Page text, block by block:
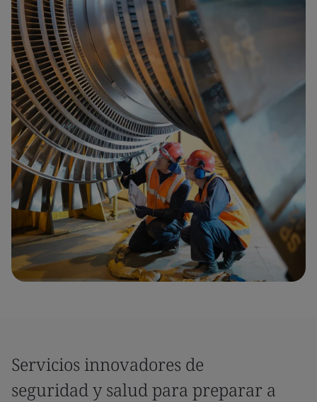
Servicios innovadores de
seguridad y salud para preparar a